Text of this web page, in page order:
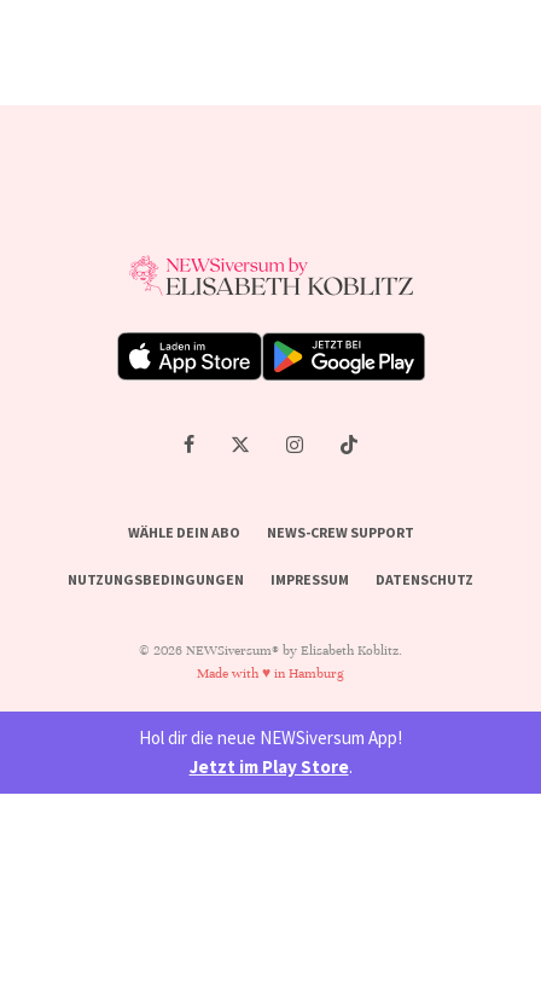
WÄHLE DEIN ABO NEWS-CREW SUPPORT
NUTZUNGSBEDINGUNGEN IMPRESSUM DATENSCHUTZ
© 2026 NEWSiversum® by Elisabeth Koblitz.
Made with ♥ in Hamburg
Hol dir die neue NEWSiversum App!
Jetzt im Play Store.